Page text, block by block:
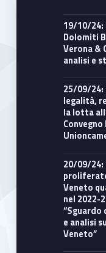
19/10/24: Partnership con DMO
Dolomiti
Verona &
analisi e
25/09/24: Sistema economico e
legalità,
la lotta
20/09/24: Legalità: crimine
Veneto
nel 2022-
“Sguardo
e analisi
Veneto”